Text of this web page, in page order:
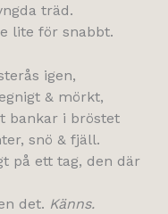
träd.
lite för snabbt.
igen,
& mörkt,
bankar i bröstet
snö & fjäll.
på ett tag, den där
det. Känns.